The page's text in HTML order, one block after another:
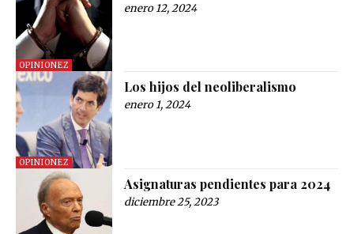
OPINIONEZ
enero 12, 2024
OPINIONEZ
Los hijos del neoliberalismo
enero 1, 2024
Asignaturas pendientes para 2024
diciembre 25, 2023